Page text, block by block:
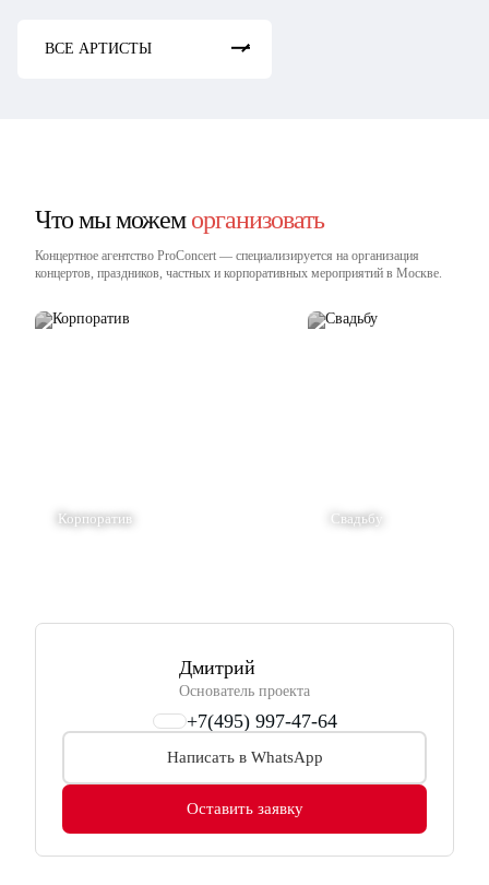
ВСЕ АРТИСТЫ
Что мы можеморганизовать
Концертное агентство ProConcert — cпециализируется на организация
концертов, праздников, частных и корпоративных мероприятий в Москве.
Корпоратив Свадьбу
Дмитрий
Основатель проекта
+7(495) 997-47-64
Написать в WhatsApp
Оставить заявку